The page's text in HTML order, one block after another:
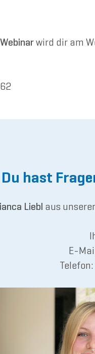
wird dir am
Du hast
Liebl aus
E-
Telefon: